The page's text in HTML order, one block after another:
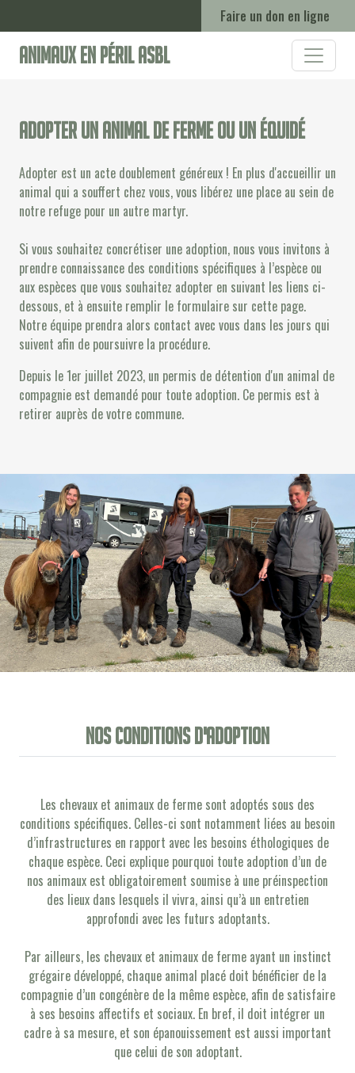
Faire un don en ligne
Animaux en Péril ASBL
Adopter un animal de ferme ou un équidé
Adopter est un acte doublement généreux ! En plus d'accueillir un
animal qui a souffert chez vous, vous libérez une place au sein de
notre refuge pour un autre martyr.
Si vous souhaitez concrétiser une adoption, nous vous invitons à
prendre connaissance des conditions spécifiques à l’espèce ou
aux espèces que vous souhaitez adopter en suivant les liens ci-
dessous, et à ensuite remplir le formulaire sur cette page.
Notre équipe prendra alors contact avec vous dans les jours qui
suivent afin de poursuivre la procédure.
Depuis le 1er juillet 2023, un permis de détention d'un animal de
compagnie est demandé pour toute adoption. Ce permis est à
retirer auprès de votre commune.
Nos conditions d'adoption
Les chevaux et animaux de ferme sont adoptés sous des
conditions spécifiques. Celles-ci sont notamment liées au besoin
d’infrastructures en rapport avec les besoins éthologiques de
chaque espèce. Ceci explique pourquoi toute adoption d’un de
nos animaux est obligatoirement soumise à une préinspection
des lieux dans lesquels il vivra, ainsi qu’à un entretien
approfondi avec les futurs adoptants.
Par ailleurs, les chevaux et animaux de ferme ayant un instinct
grégaire développé, chaque animal placé doit bénéficier de la
compagnie d’un congénère de la même espèce, afin de satisfaire
à ses besoins affectifs et sociaux. En bref, il doit intégrer un
cadre à sa mesure, et son épanouissement est aussi important
que celui de son adoptant.